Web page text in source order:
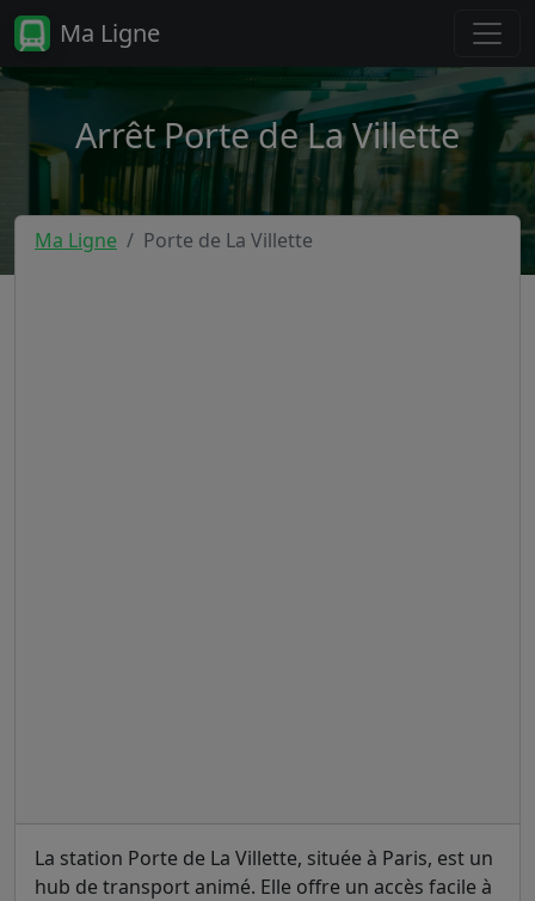
Ma Ligne
Arrêt Porte de La Villette
Ma Ligne Porte de La Villette
La station Porte de La Villette, située à Paris, est un
hub de transport animé. Elle offre un accès facile à